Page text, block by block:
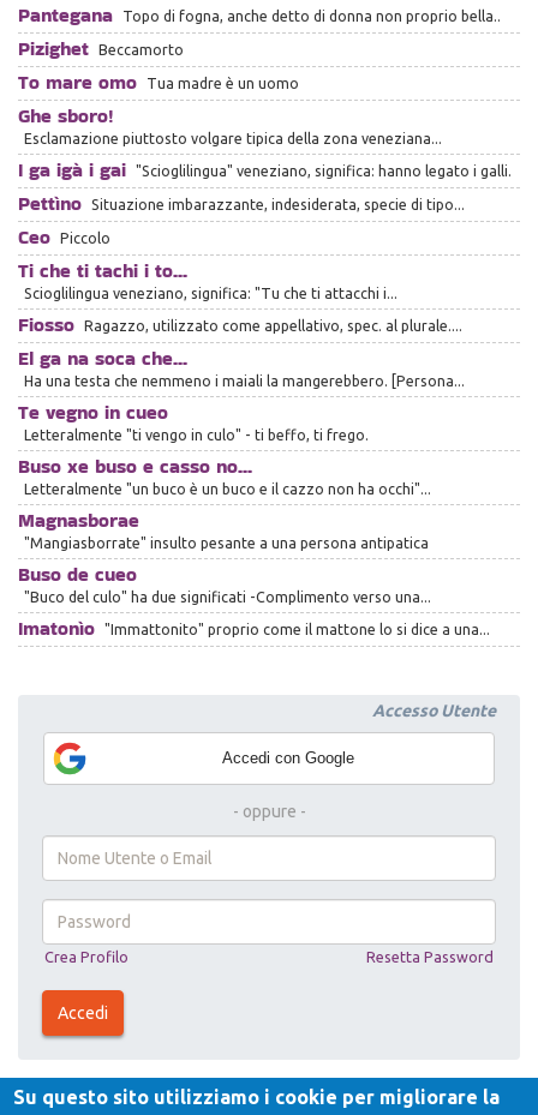
Pantegana Topo di fogna, anche detto di donna non proprio bella..
Pizighet Beccamorto
To mare omo Tua madre è un uomo
Ghe sboro!
Esclamazione piuttosto volgare tipica della zona veneziana...
I ga igà i gai "Scioglilingua" veneziano, significa: hanno legato i galli.
Pettìno Situazione imbarazzante, indesiderata, specie di tipo...
Ceo Piccolo
Ti che ti tachi i to...
Scioglilingua veneziano, significa: "Tu che ti attacchi i...
Fiosso Ragazzo, utilizzato come appellativo, spec. al plurale....
El ga na soca che...
Ha una testa che nemmeno i maiali la mangerebbero. [Persona...
Te vegno in cueo
Letteralmente "ti vengo in culo" - ti beffo, ti frego.
Buso xe buso e casso no...
Letteralmente "un buco è un buco e il cazzo non ha occhi"...
Magnasborae
"Mangiasborrate" insulto pesante a una persona antipatica
Buso de cueo
"Buco del culo" ha due significati -Complimento verso una...
Imatonìo "Immattonito" proprio come il mattone lo si dice a una...
Accedi con Google
- oppure -
e-
mail
*
Password
Crea Profilo Resetta Password
Accedi
Su questo sito utilizziamo i cookie per migliorare la